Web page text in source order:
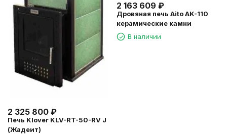
2 325 800 ₽
Печь Klover KLV-RT-50-RV J
(Жадеит)
2 163 609 ₽
Дровяная печь Aito AK-110
керамические камни
В наличии